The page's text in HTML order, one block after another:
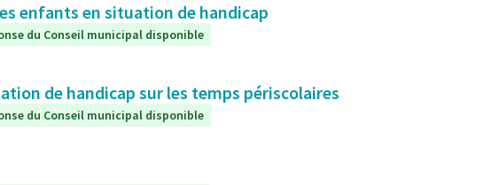
enfants en situation de handicap
du Conseil municipal disponible
de handicap sur les temps périscolaires
du Conseil municipal disponible